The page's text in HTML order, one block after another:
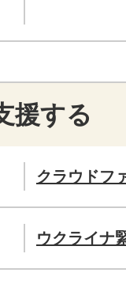
援する
クラウドフ
ウクライナ